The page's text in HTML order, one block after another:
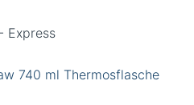
Express